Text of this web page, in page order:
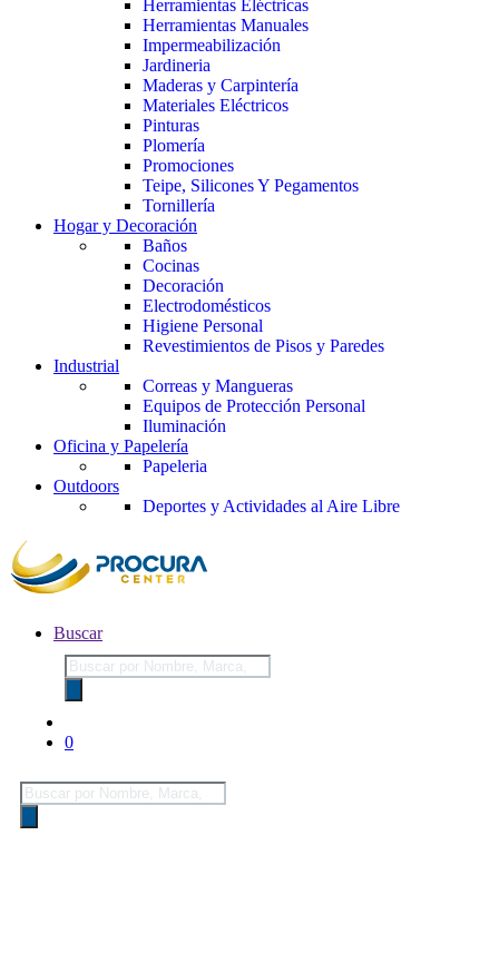
Herramientas Eléctricas
Herramientas Manuales
Impermeabilización
Jardineria
Maderas y Carpintería
Materiales Eléctricos
Pinturas
Plomería
Promociones
Teipe, Silicones Y Pegamentos
Tornillería
Hogar y Decoración
Baños
Cocinas
Decoración
Electrodomésticos
Higiene Personal
Revestimientos de Pisos y Paredes
Industrial
Correas y Mangueras
Equipos de Protección Personal
Iluminación
Oficina y Papelería
Papeleria
Outdoors
Deportes y Actividades al Aire Libre
Buscar
Búsqueda
de
productos
0
Búsqueda
de
productos